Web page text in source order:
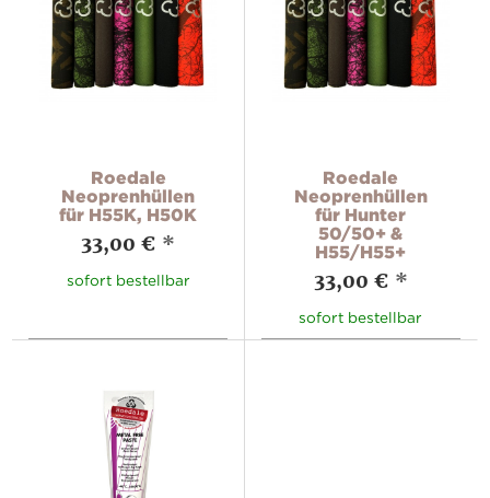
Roedale
Neoprenhüllen
für H55K, H50K
33,00 € *
sofort bestellbar
Roedale
Neoprenhüllen
für Hunter
50/50+ &
H55/H55+
33,00 € *
sofort bestellbar